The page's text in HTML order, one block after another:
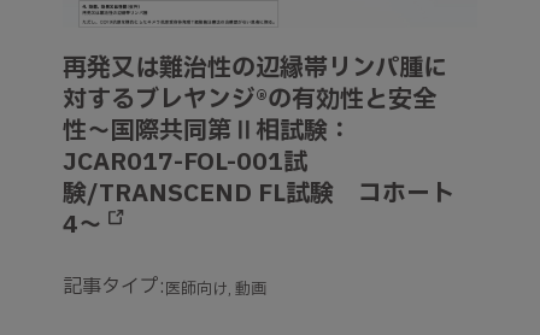
再発又は難治性の辺縁帯リンパ腫に
対するブレヤンジ®の有効性と安全
性～国際共同第Ⅱ相試験：
JCAR017-FOL-001試
験/TRANSCEND FL試験 コホート
4～
記事タイプ:医師向け 動画